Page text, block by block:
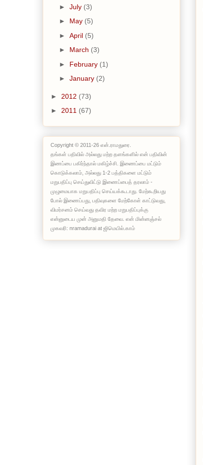
► July (3)
► May (5)
► April (5)
► March (3)
► February (1)
► January (2)
► 2012 (73)
► 2011 (67)
Copyright © 2011-26 என்.ராமதுரை.
தங்கள் பதிவில் அல்லது மற்ற தளங்களில் என் பதிவின்
இணப்பை பகிர்ந்தால் மகிழ்ச்சி. இணைப்பை மட்டும்
கொடுக்கலாம், அல்லது 1-2 பத்திகளை மட்டும்
மறுபதிப்பு செய்துவிட்டு இணைப்பைத் தரலாம் -
முழுமையாக மறுபதிப்பு செய்யக்கூடாது. மேற்கூறியது
போல் இணைப்பது, பதிவுகளை மேற்கோள் காட்டுவது,
விமர்சனம் செய்வது தவிர மற்ற மறுபதிப்புக்கு
என்னுடைய முன் அனுமதி தேவை. என் மின்னஞ்சல்
முகவரி: nramadurai at ஜிமெயில்.காம்